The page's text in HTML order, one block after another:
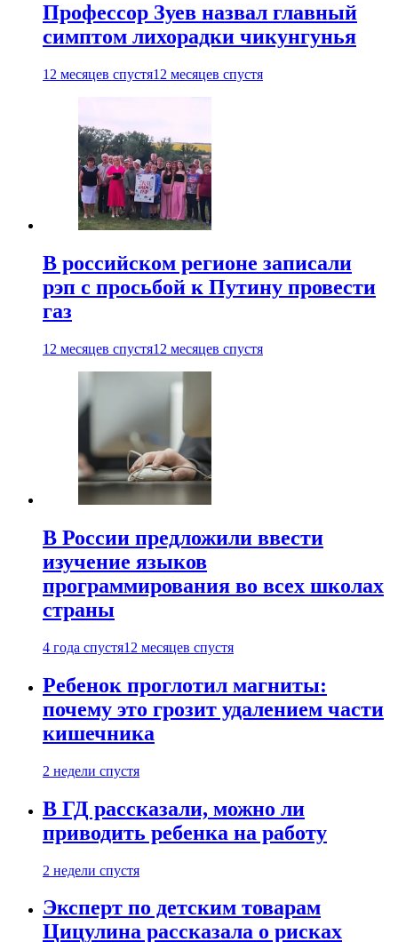
Профессор Зуев назвал главный
симптом лихорадки чикунгунья
12 месяцев спустя12 месяцев спустя
В российском регионе записали
рэп с просьбой к Путину провести
газ
12 месяцев спустя12 месяцев спустя
В России предложили ввести
изучение языков
программирования во всех школах
страны
4 года спустя12 месяцев спустя
Ребенок проглотил магниты:
почему это грозит удалением части
кишечника
2 недели спустя
В ГД рассказали, можно ли
приводить ребенка на работу
2 недели спустя
Эксперт по детским товарам
Цицулина рассказала о рисках